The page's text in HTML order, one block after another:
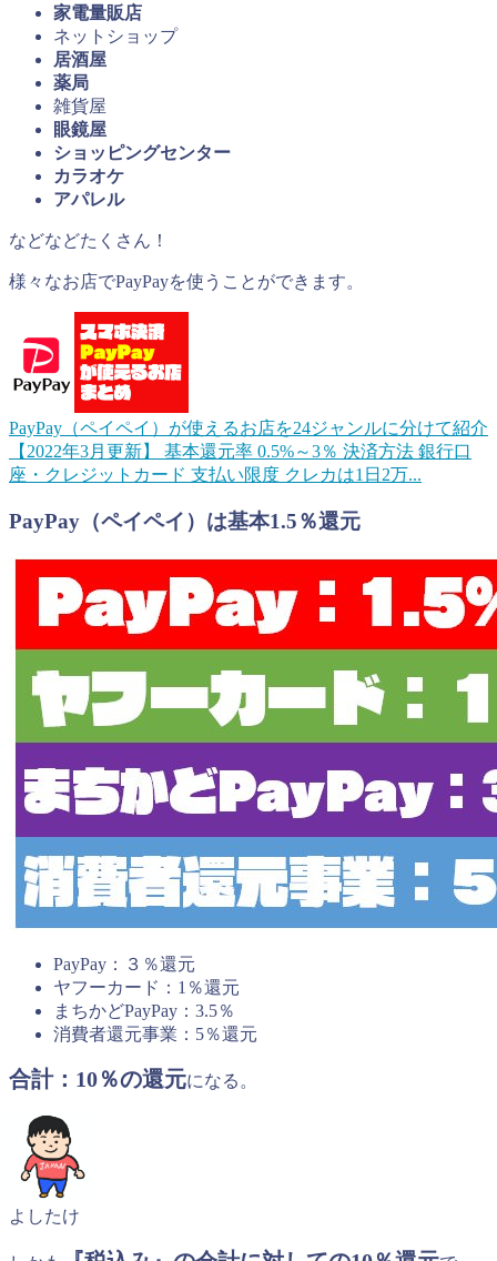
家電量販店
ネットショップ
居酒屋
薬局
雑貨屋
眼鏡屋
ショッピングセンター
カラオケ
アパレル
などなどたくさん！
様々なお店でPayPayを使うことができます。
PayPay（ペイペイ）が使えるお店を24ジャンルに分けて紹介
【2022年3月更新】
基本還元率 0.5%～3％ 決済方法 銀行口
座・クレジットカード 支払い限度 クレカは1日2万...
PayPay（ペイペイ）は基本1.5％還元
PayPay：３％還元
ヤフーカード：1％還元
まちかどPayPay：3.5％
消費者還元事業：5％還元
合計：10％の還元になる。
よしたけ